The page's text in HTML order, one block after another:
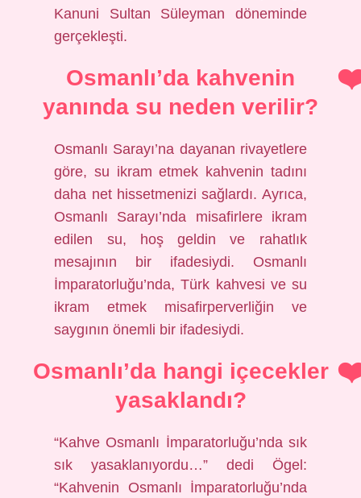
Kanuni Sultan Süleyman döneminde
gerçekleşti.
Osmanlı’da kahvenin
yanında su neden verilir?
Osmanlı Sarayı’na dayanan rivayetlere
göre, su ikram etmek kahvenin tadını
daha net hissetmenizi sağlardı. Ayrıca,
Osmanlı Sarayı’nda misafirlere ikram
edilen su, hoş geldin ve rahatlık
mesajının bir ifadesiydi. Osmanlı
İmparatorluğu’nda, Türk kahvesi ve su
ikram etmek misafirperverliğin ve
saygının önemli bir ifadesiydi.
Osmanlı’da hangi içecekler
yasaklandı?
“Kahve Osmanlı İmparatorluğu’nda sık
sık yasaklanıyordu…” dedi Ögel:
“Kahvenin Osmanlı İmparatorluğu’nda